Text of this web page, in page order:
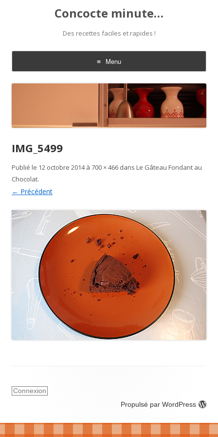
Concocte minute…
Des recettes faciles et rapides !
Menu
Aller
au
IMG_5499
Publié le 12 octobre 2014à 700 × 466 dans Le Gâteau Fondant au
Chocolat.
← Précédent
Connexion
Propulsé par WordPress